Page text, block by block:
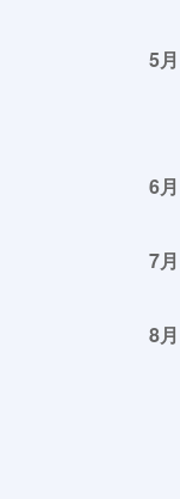
5月
6月
7月
8月